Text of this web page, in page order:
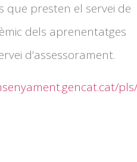
que presten el servei de
dels aprenentatges
d’assessorament.